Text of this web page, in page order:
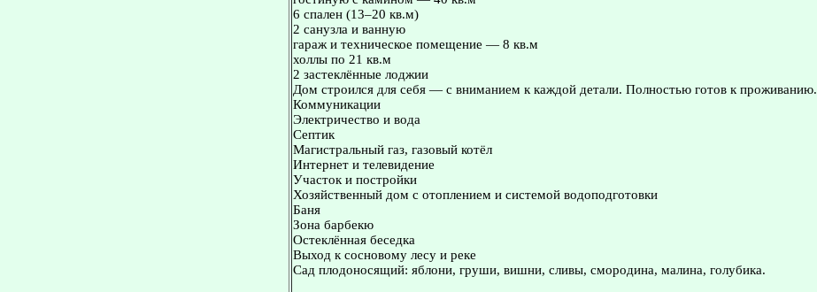
6 спален (13–20 кв.м)
2 санузла и ванную
гараж и техническое помещение — 8 кв.м
холлы по 21 кв.м
2 застеклённые лоджии
Дом строился для себя — с вниманием к каждой детали. Полностью готов к проживанию.
Коммуникации
Электричество и вода
Септик
Магистральный газ, газовый котёл
Интернет и телевидение
Участок и постройки
Хозяйственный дом с отоплением и системой водоподготовки
Баня
Зона барбекю
Остеклённая беседка
Выход к сосновому лесу и реке
Сад плодоносящий: яблони, груши, вишни, сливы, смородина, малина, голубика.